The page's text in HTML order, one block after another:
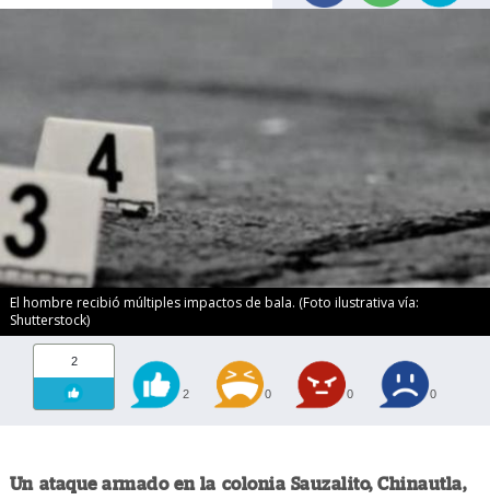
El hombre recibió múltiples impactos de bala. (Foto ilustrativa vía:
Shutterstock)
2
2 0 0 0
Un ataque armado en la colonia Sauzalito, Chinautla,